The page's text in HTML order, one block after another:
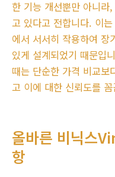
한 기능 개선뿐만 아니
고 있다고 전합니다. 이
에서 서서히 작용하여 장
있게 설계되었기 때문입
때는 단순한 가격 비교보
고 이에 대한 신뢰도를
올바른 비닉스
항